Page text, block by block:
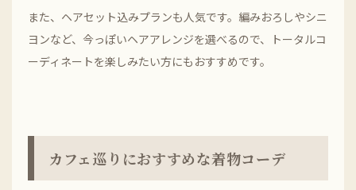
また、ヘアセット込みプランも人気です。編みおろしやシニ
ヨンなど、今っぽいヘアアレンジを選べるので、トータルコ
ーディネートを楽しみたい方にもおすすめです。
カフェ巡りにおすすめな着物コーデ